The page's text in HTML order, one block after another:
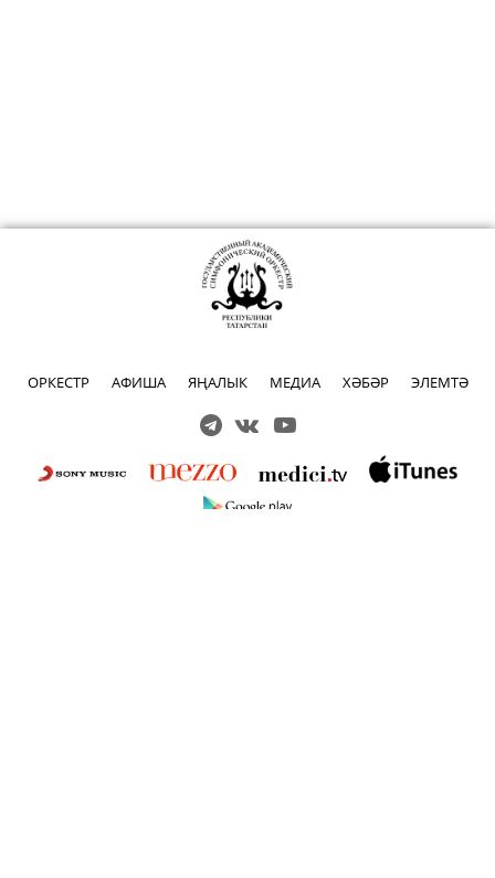
ОРКЕСТР АФИША ЯҢАЛЫК МЕДИА ХӘБӘР ЭЛЕМТӘ